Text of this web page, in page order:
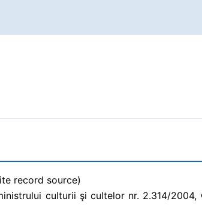
record source)
culturii şi cultelor nr. 2.314/2004,